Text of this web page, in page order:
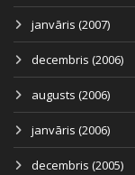
janvāris (2007)
decembris (2006)
augusts (2006)
janvāris (2006)
decembris (2005)